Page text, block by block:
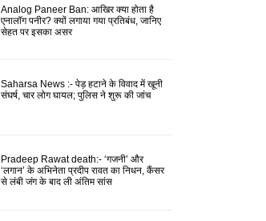
Analog Paneer Ban: आखिर क्या होता है
एनालॉग पनीर? क्यों लगाया गया प्रतिबंध, जानिए
सेहत पर इसका असर
Saharsa News :- पेड़ हटाने के विवाद में खूनी
संघर्ष, चार लोग घायल; पुलिस ने शुरू की जांच
Pradeep Rawat death:- ‘गजनी’ और
‘लगान’ के अभिनेता प्रदीप रावत का निधन, कैंसर
से लंबी जंग के बाद ली अंतिम सांस